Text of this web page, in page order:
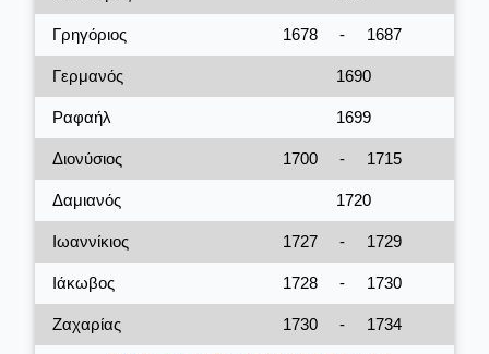
Γρηγόριος 1678 - 1687
Γερμανός 1690
Ραφαήλ 1699
Διονύσιος 1700 - 1715
Δαμιανός 1720
Ιωαννίκιος 1727 - 1729
Ιάκωβος 1728 - 1730
Ζαχαρίας 1730 - 1734